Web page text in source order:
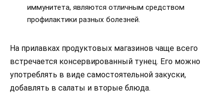
иммунитета, являются отличным средством
профилактики разных болезней.
На прилавках продуктовых магазинов чаще всего
встречается консервированный тунец. Его можно
употреблять в виде самостоятельной закуски,
добавлять в салаты и вторые блюда.